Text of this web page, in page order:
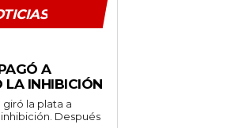
A
LA INHIBICIÓN
la plata a
Después